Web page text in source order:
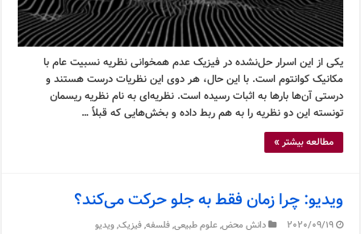
یکی از این اسرار حل‌نشده در فیزیک عدم همخوانی نظریه نسبیت عام با
مکانیک کوانتوم است. با این حال، هر دوی این نظریات درست هستند و
درستی آن‌ها بارها به اثبات رسیده است. نظریه‌ای به نام نظریه ریسمان
تونسته این دو نظریه را به هم ربط داده و بخش‌هایی که قبلاً …
مطالعه بیشتر »
ویدیو: چرا زمان فقط به جلو حرکت می‌کند؟
2020/09/19 دانش محض,علوم طبیعی,فلسفه,فیزیک,ویدیو